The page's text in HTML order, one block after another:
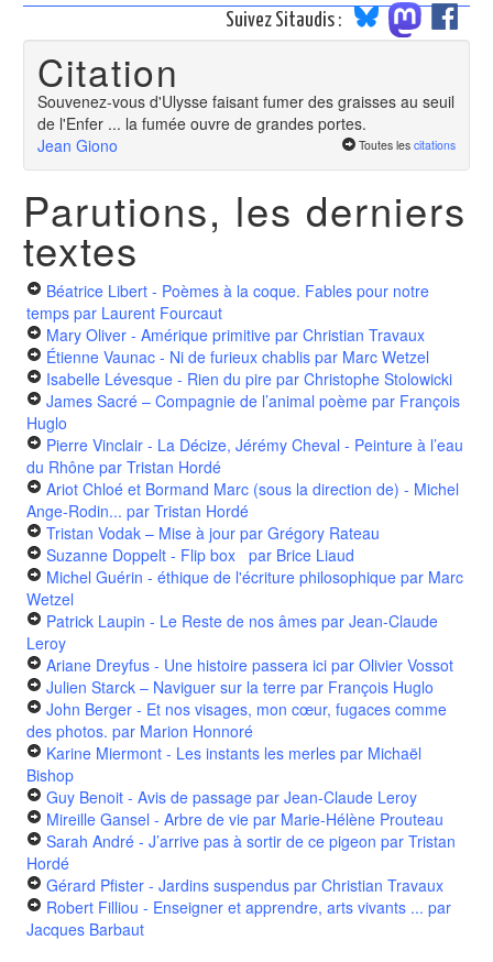
Suivez Sitaudis :
Citation
Souvenez-vous d'Ulysse faisant fumer des graisses au seuil
de l'Enfer ... la fumée ouvre de grandes portes.
Jean Giono
Toutes les citations
Parutions, les derniers
textes
Béatrice Libert - Poèmes à la coque. Fables pour notre
temps par Laurent Fourcaut
Mary Oliver - Amérique primitive par Christian Travaux
Étienne Vaunac - Ni de furieux chablis par Marc Wetzel
Isabelle Lévesque - Rien du pire par Christophe Stolowicki
James Sacré – Compagnie de l’animal poème par François
Huglo
Pierre Vinclair - La Décize, Jérémy Cheval - Peinture à l’eau
du Rhône par Tristan Hordé
Ariot Chloé et Bormand Marc (sous la direction de) - Michel
Ange-Rodin... par Tristan Hordé
Tristan Vodak – Mise à jour par Grégory Rateau
Suzanne Doppelt - Flip box par Brice Liaud
Michel Guérin - éthique de l'écriture philosophique par Marc
Wetzel
Patrick Laupin - Le Reste de nos âmes par Jean-Claude
Leroy
Ariane Dreyfus - Une histoire passera ici par Olivier Vossot
Julien Starck – Naviguer sur la terre par François Huglo
John Berger - Et nos visages, mon cœur, fugaces comme
des photos. par Marion Honnoré
Karine Miermont - Les instants les merles par Michaël
Bishop
Guy Benoit - Avis de passage par Jean-Claude Leroy
Mireille Gansel - Arbre de vie par Marie-Hélène Prouteau
Sarah André - J’arrive pas à sortir de ce pigeon par Tristan
Hordé
Gérard Pfister - Jardins suspendus par Christian Travaux
Robert Filliou - Enseigner et apprendre, arts vivants ... par
Jacques Barbaut